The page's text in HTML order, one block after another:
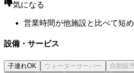
気になる
営業時間が他施設と比べて短め
設備・サービス
子連れOK